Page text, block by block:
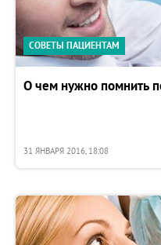
СОВЕТЫ ПАЦИЕНТАМ
О чем нужно помнить
31 ЯНВАРЯ 2016, 18:08